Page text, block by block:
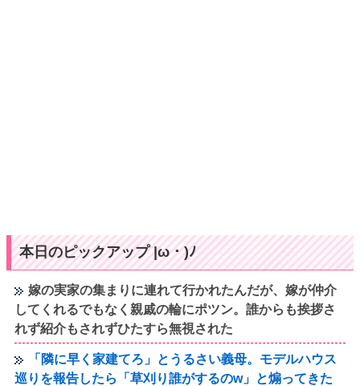
本日のピックアップ |ω・)ﾉ
嫁の実家の集まりに連れて行かれたんだが、嫁が仲介
してくれるでもなく親戚の輪にポツン。誰からも挨拶さ
れず紹介もされずひたすら無視された
「隣に早く家建てろ」とうるさい義母。モデルハウス
巡りを報告したら「草刈り誰がするのw」と煽ってきた